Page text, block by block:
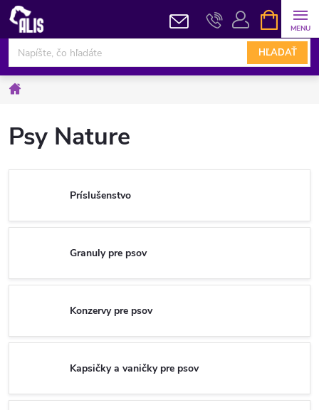
Prejsť
obsah
HĽADAŤ
KOŠÍK
Psy Nature
Príslušenstvo
Granuly pre psov
Konzervy pre psov
Kapsičky a vaničky pre psov